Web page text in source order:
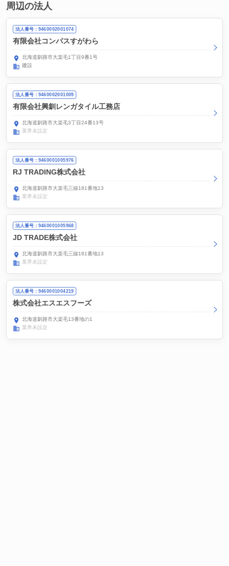
周辺の法人
法人番号：9460002001074
有限会社コンパスすがわら
北海道釧路市大楽毛1丁目9番1号
建設
法人番号：9460002001009
有限会社興釧レンガタイル工務店
北海道釧路市大楽毛3丁目24番13号
業界未設定
法人番号：9460001005976
RJ TRADING株式会社
北海道釧路市大楽毛三線181番地13
業界未設定
法人番号：9460001005968
JD TRADE株式会社
北海道釧路市大楽毛三線181番地13
業界未設定
法人番号：9460001004219
株式会社エスエスフーズ
北海道釧路市大楽毛13番地の1
業界未設定